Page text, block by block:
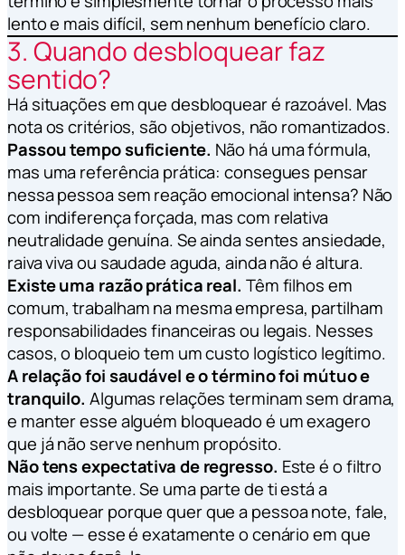
lento e mais difícil, sem nenhum benefício claro.
3. Quando desbloquear faz
sentido?
Há situações em que desbloquear é razoável. Mas
nota os critérios, são objetivos, não romantizados.
Passou tempo suficiente. Não há uma fórmula,
mas uma referência prática: consegues pensar
nessa pessoa sem reação emocional intensa? Não
com indiferença forçada, mas com relativa
neutralidade genuína. Se ainda sentes ansiedade,
raiva viva ou saudade aguda, ainda não é altura.
Existe uma razão prática real. Têm filhos em
comum, trabalham na mesma empresa, partilham
responsabilidades financeiras ou legais. Nesses
casos, o bloqueio tem um custo logístico legítimo.
A relação foi saudável e o término foi mútuo e
tranquilo. Algumas relações terminam sem drama,
e manter esse alguém bloqueado é um exagero
que já não serve nenhum propósito.
Não tens expectativa de regresso. Este é o filtro
mais importante. Se uma parte de ti está a
desbloquearporquequer que a pessoa note, fale,
ou volte — esse é exatamente o cenário em que